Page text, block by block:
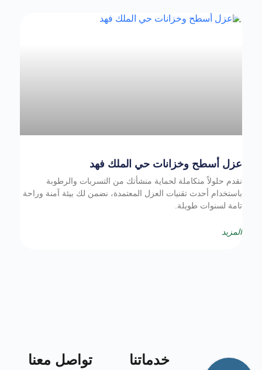
عزل أسطح وخزانات حي الملك فهد
نقدم حلولاً متكاملة لحماية منشأتك من التسربات والرطوبة
باستخدام أحدث تقنيات العزل المعتمدة، نضمن لك بيئة آمنة وراحة
تامة لسنوات طويلة.
المزيد
خدماتنا تواصل معنا